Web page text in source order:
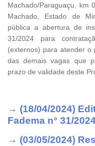
Machado/Paraguaçu, km
Machado, Estado de
pública a abertura de
31/2024 para
(externos) para atender
das demais vagas que
prazo de validade deste
→ (18/04/2024)
Fadema n° 31/
→ (03/05/2024)